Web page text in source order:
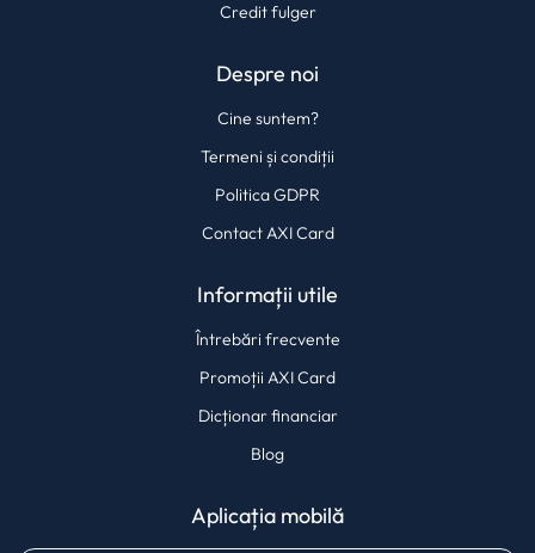
Credit fulger
Despre noi
Cine suntem?
Termeni și condiții
Politica GDPR
Contact AXI Card
Informații utile
Întrebări frecvente
Promoții AXI Card
Dicționar financiar
Blog
Aplicația mobilă